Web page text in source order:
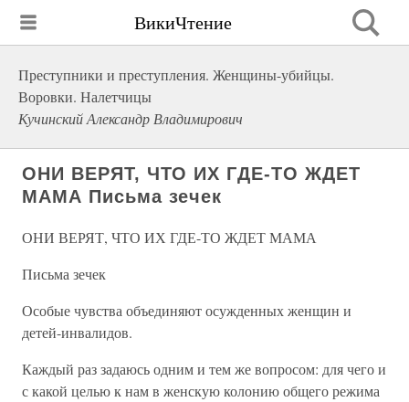
ВикиЧтение
Преступники и преступления. Женщины-убийцы.
Воровки. Налетчицы
Кучинский Александр Владимирович
ОНИ ВЕРЯТ, ЧТО ИХ ГДЕ-ТО ЖДЕТ
МАМА Письма зечек
ОНИ ВЕРЯТ, ЧТО ИХ ГДЕ-ТО ЖДЕТ МАМА
Письма зечек
Особые чувства объединяют осужденных женщин и
детей-инвалидов.
Каждый раз задаюсь одним и тем же вопросом: для чего и
с какой целью к нам в женскую колонию общего режима